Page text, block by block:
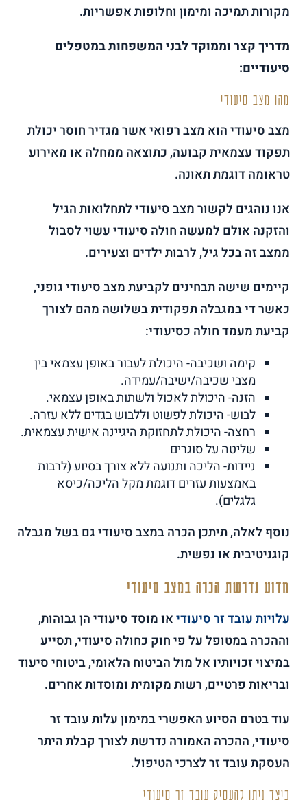
מקורות תמיכה ומימון וחלופות אפשריות.
מדריך קצר וממוקד לבני המשפחות במטפלים
סיעודיים:
מהו מצב סיעודי
מצב סיעודי הוא מצב רפואי אשר מגדיר חוסר יכולת
תפקוד עצמאית קבועה, כתוצאה ממחלה או מאירוע
טראומה דוגמת תאונה.
אנו נוהגים לקשור מצב סיעודי לתחלואות הגיל
והזקנה אולם למעשה חולה סיעודי עשוי לסבול
ממצב זה בכל גיל, לרבות ילדים וצעירים.
קיימים שישה תבחינים לקביעת מצב סיעודי גופני,
כאשר די במגבלה תפקודית בשלושה מהם לצורך
קביעת מעמד חולה כסיעודי:
קימה ושכיבה- היכולת לעבור באופן עצמאי בין
מצבי שכיבה/ישיבה/עמידה.
הזנה- היכולת לאכול ולשתות באופן עצמאי.
לבוש- היכולת לפשוט וללבוש בגדים ללא עזרה.
רחצה- היכולת לתחזוקת היגיינה אישית עצמאית.
שליטה על סוגרים
ניידות- הליכה ותנועה ללא צורך בסיוע (לרבות
באמצעות עזרים דוגמת מקל הליכה/כיסא
גלגלים).
נוסף לאלה, תיתכן הכרה במצב סיעודי גם בשל מגבלה
קוגניטיבית או נפשית.
מדוע נדרשת הכרה במצב סיעודי
עלויות עובד זר סיעודיאו מוסד סיעודי הן גבוהות,
וההכרה במטופל על פי חוק כחולה סיעודי, תסייע
במיצוי זכויותיו אל מול הביטוח הלאומי, ביטוחי סיעוד
ובריאות פרטיים, רשות מקומית ומוסדות אחרים.
עוד בטרם הסיוע האפשרי במימון עלות עובד זר
סיעודי, ההכרה האמורה נדרשת לצורך קבלת היתר
העסקת עובד זר לצרכי הטיפול.
כיצד ניתן להעסיק עובד זר סיעודי